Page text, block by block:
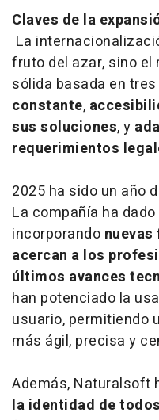
Claves de la
La
fruto del azar, sino
sólida basada en
constante,
sus soluciones, y
requerimientos
2025 ha sido un año
La compañía ha
incorporando
acercan a los
últimos avances
han potenciado la
usuario, permitiendo
más ágil, precisa y
Además, Naturalsoft
la identidad de